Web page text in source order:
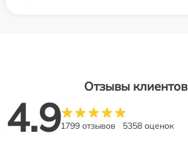
Отзывы клиентов
4.91799 отзывов 5358 оценок